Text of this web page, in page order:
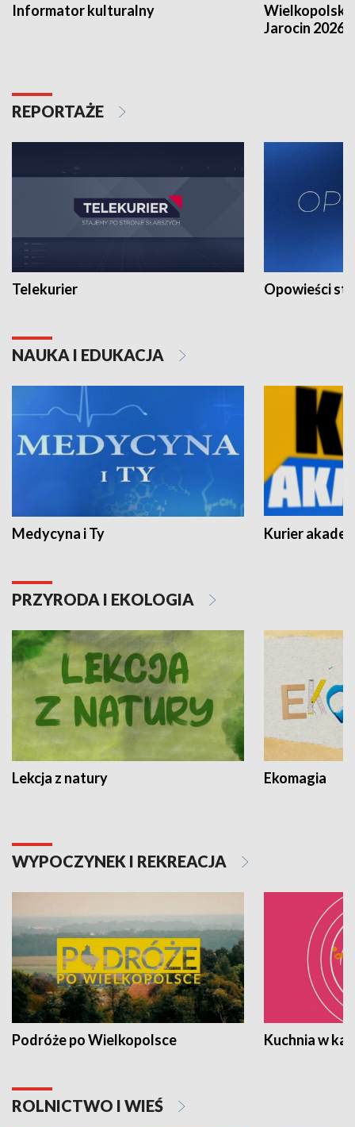
Informator kulturalny
Jarocin 2026
REPORTAŻE
Telekurier Opowieści
NAUKA I EDUKACJA
Medycyna i Ty Kurier
PRZYRODA I EKOLOGIA
Lekcja z natury Ekomagia
WYPOCZYNEK I REKREACJA
Podróże po Wielkopolsce Kuchnia w
ROLNICTWO I WIEŚ